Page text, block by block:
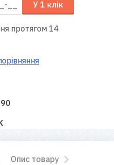
У 1 клік
протягом 14
Опис товару